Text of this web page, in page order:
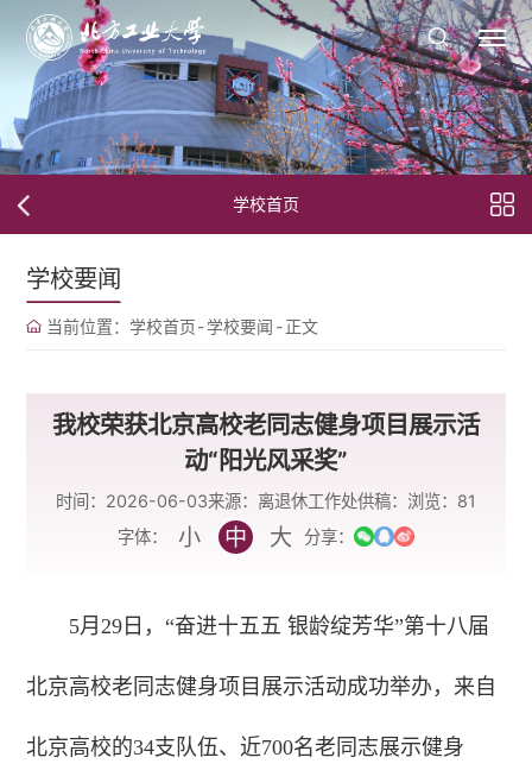
学校首页
学校要闻
当前位置： 学校首页-学校要闻 -正文
我校荣获北京高校老同志健身项目展示活
动“阳光风采奖”
时间：2026-06-03来源：离退休工作处供稿： 浏览： 81
字体：
小 中 大 分享：
5月29日，“奋进十五五 银龄绽芳华”第十八届
北京高校老同志健身项目展示活动成功举办，来自
北京高校的34支队伍、近700名老同志展示健身